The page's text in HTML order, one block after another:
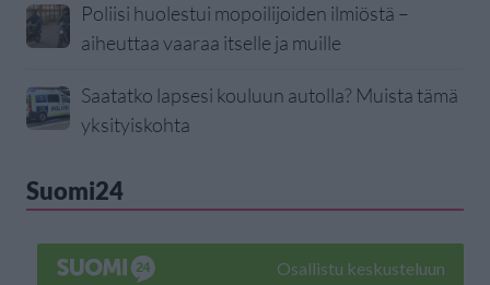
Poliisi huolestui mopoilijoiden ilmiöstä –
aiheuttaa vaaraa itselle ja muille
Saatatko lapsesi kouluun autolla? Muista tämä
yksityiskohta
Suomi24